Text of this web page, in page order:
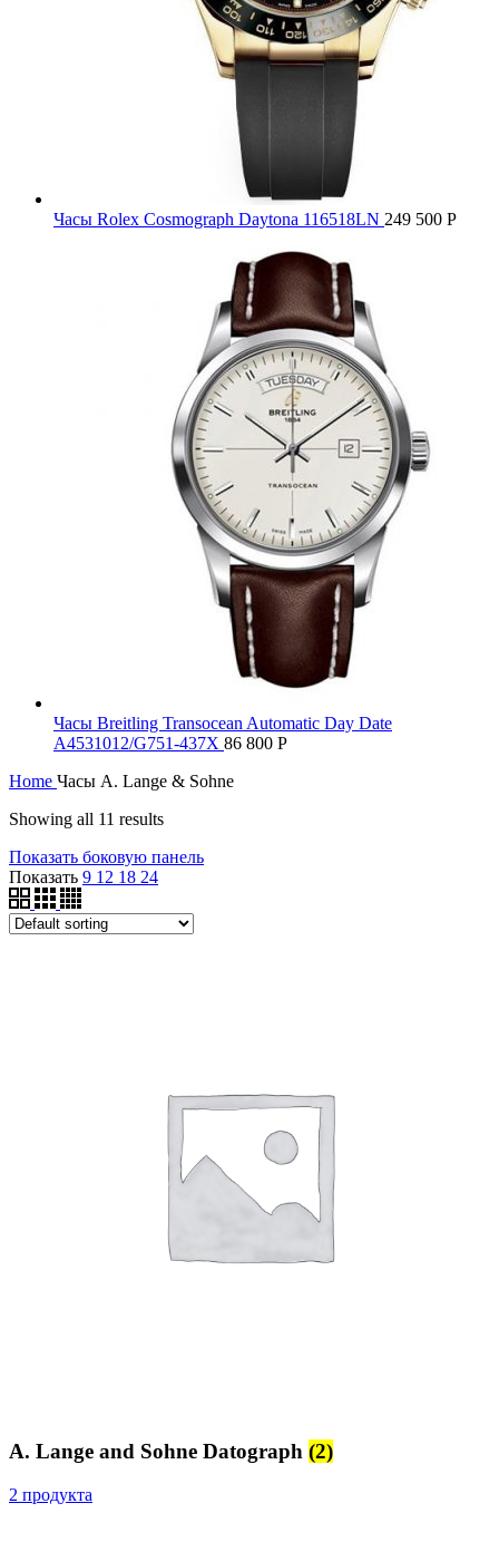
Часы Rolex Cosmograph Daytona 116518LN 249 500 Р
Часы Breitling Transocean Automatic Day Date
A4531012/G751-437X 86 800 Р
Home Часы A. Lange & Sohne
Showing all 11 results
Показать боковую панель
Показать 9 12 18 24
A. Lange and Sohne Datograph (2)
2 продукта